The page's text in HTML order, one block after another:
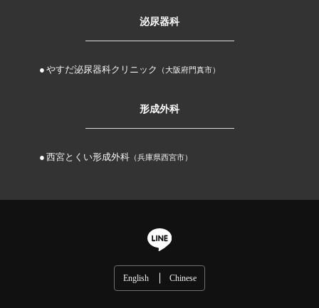
泌尿器科
やすだ泌尿器科クリニック （大阪府門真市）
形成外科
西宮とくい形成外科 （兵庫県西宮市）
English Chinese